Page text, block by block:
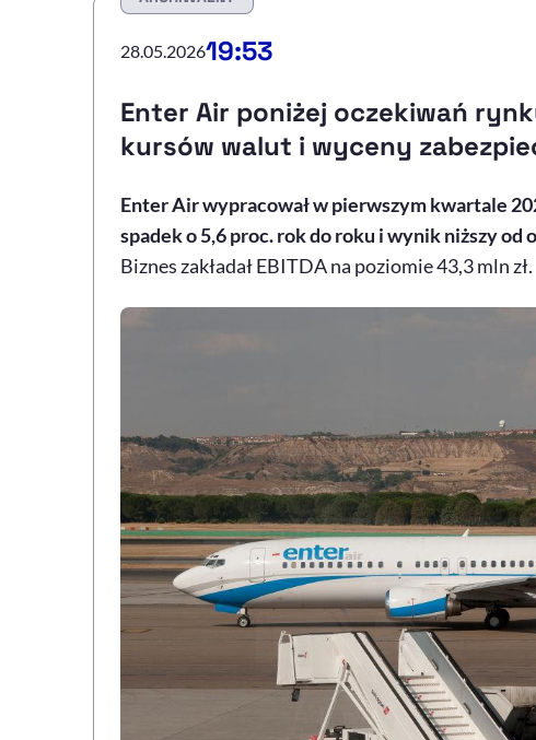
28.05.202619:53
Enter Air poniżej oczekiwań
kursów walut i wyceny
EnterAirwypracował w pierwszym kwartale
spadek o 5,6 proc. rok do roku i wynik niższy od
Biznes zakładał EBITDA na poziomie 43,3 mln zł.